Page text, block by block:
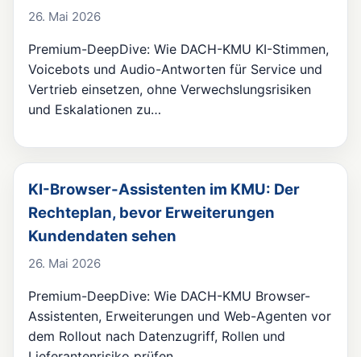
26. Mai 2026
Premium-DeepDive: Wie DACH-KMU KI-Stimmen,
Voicebots und Audio-Antworten für Service und
Vertrieb einsetzen, ohne Verwechslungsrisiken
und Eskalationen zu…
KI-Browser-Assistenten im KMU: Der
Rechteplan, bevor Erweiterungen
Kundendaten sehen
26. Mai 2026
Premium-DeepDive: Wie DACH-KMU Browser-
Assistenten, Erweiterungen und Web-Agenten vor
dem Rollout nach Datenzugriff, Rollen und